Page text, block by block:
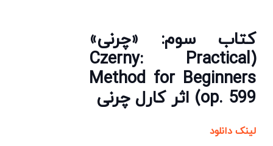
کتاب سوم: «چرنی»
(Czerny: Practical
Method for Beginners
op. 599) اثر کارل چرنی
لینک دانلود